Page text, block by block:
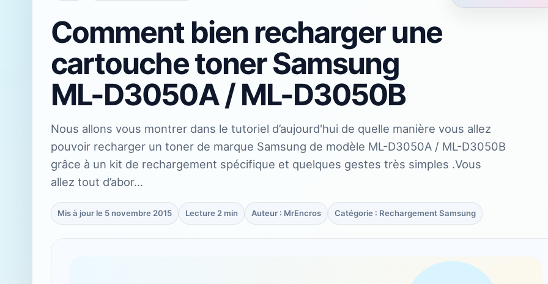
Comment bien recharger une
cartouche toner Samsung
ML-D3050A / ML-D3050B
Nous allons vous montrer dans le tutoriel d’aujourd'hui de quelle manière vous allez
pouvoir recharger un toner de marque Samsung de modèle ML-D3050A / ML-D3050B
grâce à un kit de rechargement spécifique et quelques gestes très simples .Vous
allez tout d’abor…
Mis à jour le 5 novembre 2015 Lecture 2 min Auteur : MrEncros Catégorie : Rechargement Samsung